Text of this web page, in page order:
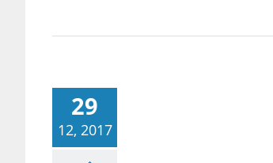
29
12, 2017